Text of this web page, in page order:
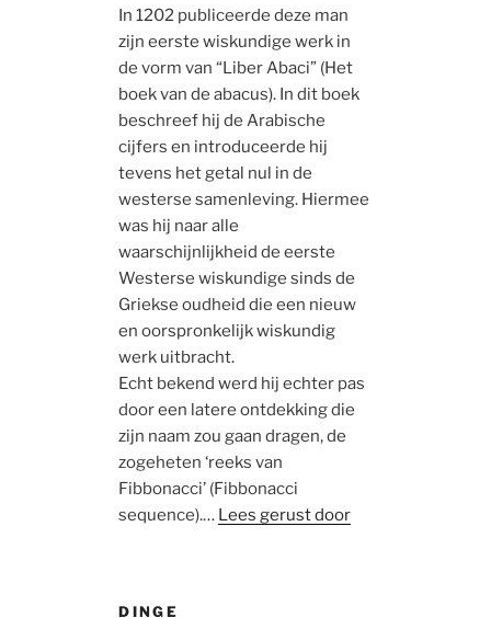
In 1202 publiceerde deze man
zijn eerste wiskundige werk in
de vorm van “Liber Abaci” (Het
boek van de abacus). In dit boek
beschreef hij de Arabische
cijfers en introduceerde hij
tevens het getal nul in de
westerse samenleving. Hiermee
was hij naar alle
waarschijnlijkheid de eerste
Westerse wiskundige sinds de
Griekse oudheid die een nieuw
en oorspronkelijk wiskundig
werk uitbracht.
Echt bekend werd hij echter pas
door een latere ontdekking die
zijn naam zou gaan dragen, de
zogeheten ‘reeks van
Fibbonacci’ (Fibbonacci
sequence).… Lees gerust door
DINGE